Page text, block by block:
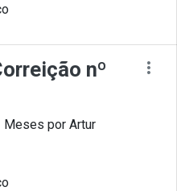
nº
Meses por Artur